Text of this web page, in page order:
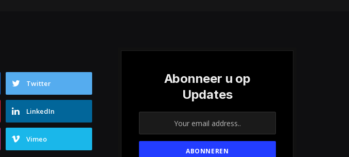
Twitter
LinkedIn
Vimeo
Abonneer u op
Updates